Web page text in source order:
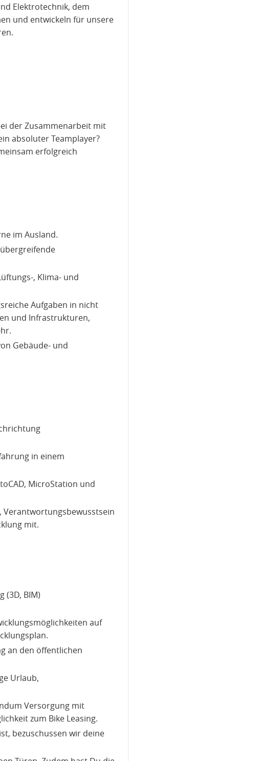
Elektrotechnik, dem
und entwickeln für unsere
der Zusammenarbeit mit
absoluter Teamplayer?
erfolgreich
im Ausland.
, Klima- und
Aufgaben in nicht
und Infrastrukturen,
Gebäude- und
in einem
MicroStation und
mit.
(3D, BIM)
auf
an den öffentlichen
Urlaub,
Versorgung mit
zum Bike Leasing.
bezuschussen wir deine